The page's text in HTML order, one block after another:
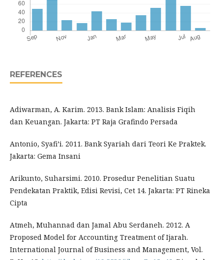
REFERENCES
Adiwarman, A. Karim. 2013. Bank Islam: Analisis Fiqih
dan Keuangan. Jakarta: PT Raja Grafindo Persada
Antonio, Syafi’i. 2011. Bank Syariah dari Teori Ke Praktek.
Jakarta: Gema Insani
Arikunto, Suharsimi. 2010. Prosedur Penelitian Suatu
Pendekatan Praktik, Edisi Revisi, Cet 14. Jakarta: PT Rineka
Cipta
Atmeh, Muhannad dan Jamal Abu Serdaneh. 2012. A
Proposed Model for Accounting Treatment of Ijarah.
International Journal of Business and Management, Vol.